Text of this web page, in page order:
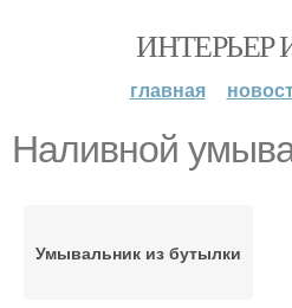
ИНТЕРЬЕР
главная
Наливной
Умывальник из бутылки